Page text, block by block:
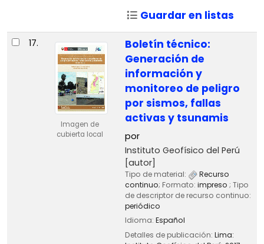
Guardar en listas
17.
Imagen de
cubierta local
Boletín técnico:
Generación de
información y
monitoreo de peligro
por sismos, fallas
activas y tsunamis
por
Instituto Geofísico del Perú
[autor]
Tipo de material:
Recurso
continuo; Formato: impreso ; Tipo
de descriptor de recurso continuo:
periódico
Idioma: Español
Detalles de publicación: Lima: